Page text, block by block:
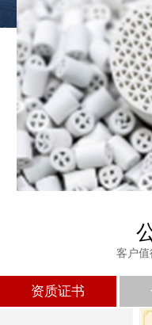
如果您需要样品，请致电
客户
资质证书